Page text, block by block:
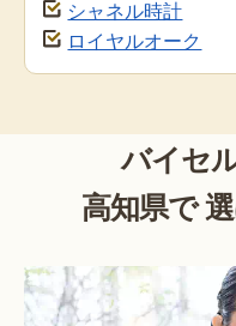
シャネル時計
ロイヤルオーク
バイセ
高知県で